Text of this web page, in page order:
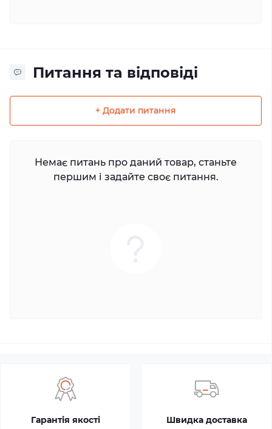
Питання та відповіді
+ Додати питання
Немає питань про даний товар, станьте
першим і задайте своє питання.
Гарантія якості Швидка доставка